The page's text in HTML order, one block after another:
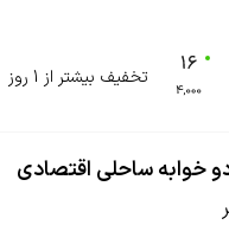
تخفیف بیشتر از 1 روز
خوابه ساحلی اقتصادی